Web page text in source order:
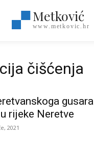
Metković
www.metkovic.hr
čišćenja
gusara
rijeke Neretve
2021